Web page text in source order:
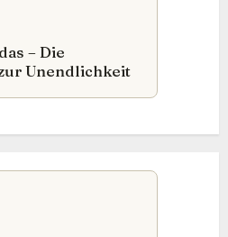
– Die
Unendlichkeit